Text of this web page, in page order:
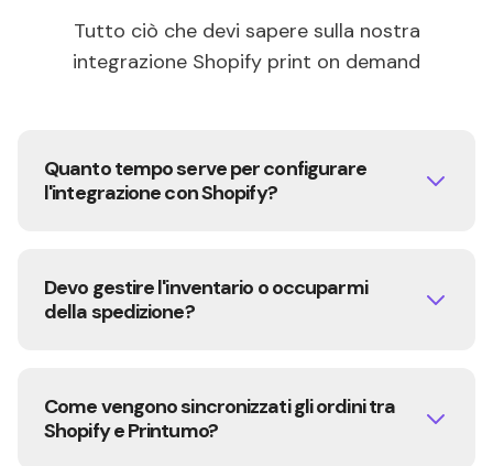
Tutto ciò che devi sapere sulla nostra
integrazione Shopify print on demand
Quanto tempo serve per configurare
l'integrazione con Shopify?
dallo Shopify App Store, collega il tuo
account Printumo e crea/sincronizza i
Devo gestire l'inventario o occuparmi
della spedizione?
Pensiamo noi a tutto: stampa, imballaggio e
spedizione. Nessuna preoccupazione per
Come vengono sincronizzati gli ordini tra
Shopify e Printumo?